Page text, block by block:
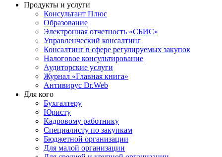
Продукты и услуги
Консультант Плюс
Образование
Электронная отчетность «СБИС»
Управленческий консалтинг
Консалтинг в сфере регулируемых закупок
Налоговое консультирование
Аудиторские услуги
Журнал «Главная книга»
Антивирус Dr.Web
Для кого
Бухгалтеру
Юристу
Кадровому работнику
Специалисту по закупкам
Бюджетной организации
Для малой организации